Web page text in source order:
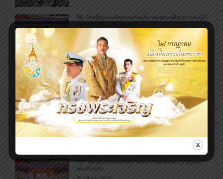
96 – โรงเรียนพานพิทยาคมต้อนรับคณะตรวจเยี่ยมเยาวชนผู้ได้
95 – พัฒนาทักษะ เสริมสมรรถนะ สร้างนักกีฬาสู่ความเป็นเลิศ
29 ก.ค. 2569
94 – RMUTL CR Engineering Camp 2026
29 ก.ค. 2569
93 – วันเฉลิมพระชนมพรรษาพระบาทสมเด็จพระบาทสมเด็จ
พระเจ้าอยู่หัว